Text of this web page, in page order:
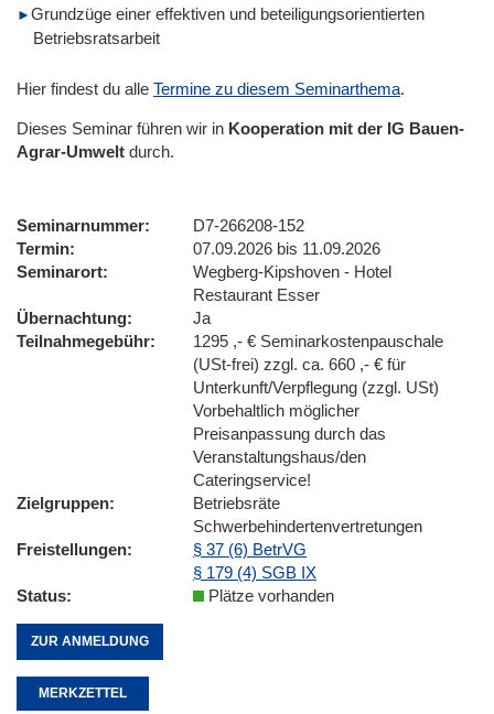
Grundzüge einer effektiven und beteiligungsorientierten
Betriebsratsarbeit
Hier findest du alle Termine zu diesem Seminarthema.
Dieses Seminar führen wir in Kooperation mit der IG Bauen-
Agrar-Umwelt durch.
Seminarnummer
D7-266208-152
Termin
07.09.2026 bis 11.09.2026
Seminarort
Wegberg-Kipshoven - Hotel
Restaurant Esser
Übernachtung
Ja
Teilnahmegebühr
1295 ,- € Seminarkostenpauschale
(USt-frei) zzgl. ca. 660 ,- € für
Unterkunft/Verpflegung (zzgl. USt)
Vorbehaltlich möglicher
Preisanpassung durch das
Veranstaltungshaus/den
Cateringservice!
Zielgruppen
Betriebsräte
Schwerbehindertenvertretungen
Freistellungen
§ 37 (6) BetrVG
§ 179 (4) SGB IX
Status
Plätze vorhanden
ZUR ANMELDUNG
MERKZETTEL